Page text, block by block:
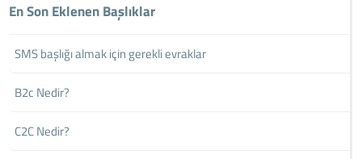
En Son Eklenen Başlıklar
SMS başlığı almak için gerekli evraklar
B2c Nedir?
C2C Nedir?